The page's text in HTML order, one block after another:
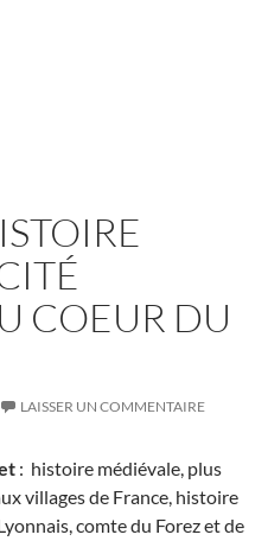
COEUR DU
LAISSER UN COMMENTAIRE
: histoire médiévale, plus
villages de France, histoire
comte du Forez et de